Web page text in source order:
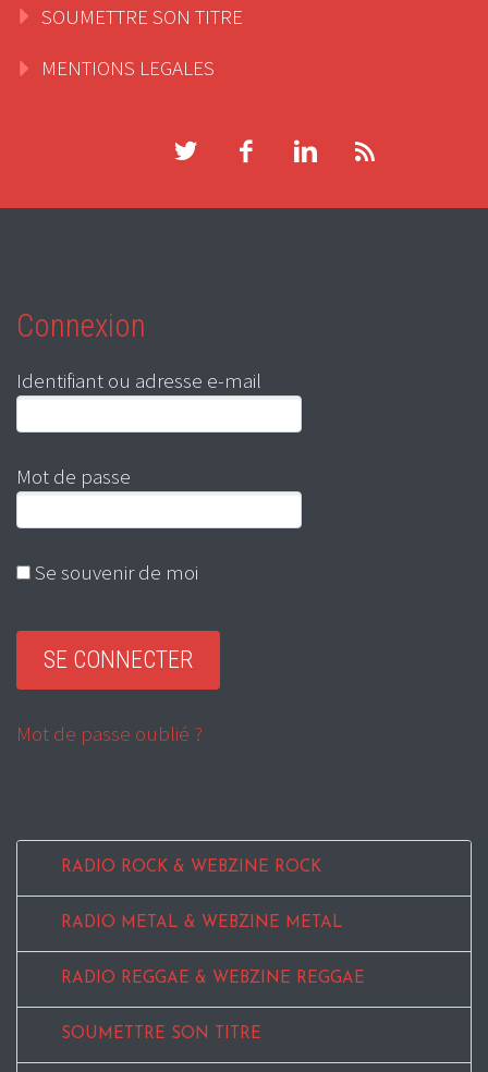
SOUMETTRE SON TITRE
MENTIONS LEGALES
Connexion
Identifiant ou adresse e-mail
Mot de passe
Se souvenir de moi
Mot de passe oublié ?
RADIO ROCK & WEBZINE ROCK
RADIO METAL & WEBZINE METAL
RADIO REGGAE & WEBZINE REGGAE
SOUMETTRE SON TITRE